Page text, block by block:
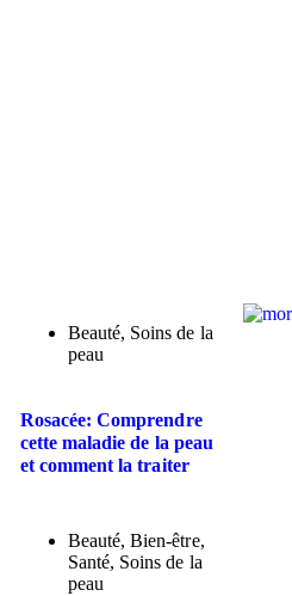
Beauté, Soins de la
peau
Rosacée: Comprendre
cette maladie de la peau
et comment la traiter
Beauté,Bien-être,
Santé, Soins de la
peau